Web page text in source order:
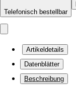
Telefonisch bestellbar
Artikeldetails
Datenblätter
Beschreibung